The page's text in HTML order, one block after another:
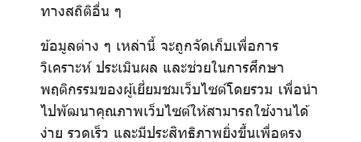
ทางสถิติอื่น ๆ
ข้อมูลต่าง ๆ เหล่านี้ จะถูกจัดเก็บเพื่อการ
วิเคราะห์ ประเมินผล และช่วยในการศึกษา
พฤติกรรมของผู้เยี่ยมชมเว็บไซต์โดยรวม เพื่อนำ
ไปพัฒนาคุณภาพเว็บไซต์ให้สามารถใช้งานได้
ง่าย รวดเร็ว และมีประสิทธิภาพยิ่งขึ้นเพื่อตรง